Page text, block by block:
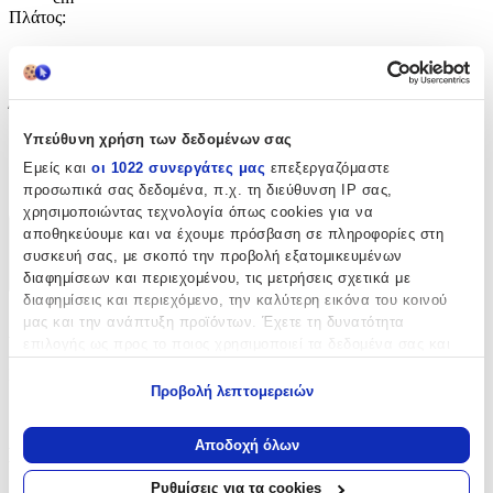
Υπεύθυνη χρήση των δεδομένων σας
Εμείς και οι 1022 συνεργάτες μας επεξεργαζόμαστε
προσωπικά σας δεδομένα, π.χ. τη διεύθυνση IP σας,
χρησιμοποιώντας τεχνολογία όπως cookies για να
αποθηκεύουμε και να έχουμε πρόσβαση σε πληροφορίες στη
συσκευή σας, με σκοπό την προβολή εξατομικευμένων
διαφημίσεων και περιεχομένου, τις μετρήσεις σχετικά με
διαφημίσεις και περιεχόμενο, την καλύτερη εικόνα του κοινού
μας και την ανάπτυξη προϊόντων. Έχετε τη δυνατότητα
Να συλλέξουμε πληροφορίες σχετικά με τη γεωγραφική
σας τοποθεσία, οι οποίες μπορεί να είναι ακριβείς σε
απόσταση μερικών μέτρων
Προβολή λεπτομερειών
Αποδοχή όλων
Ρυθμίσεις για τα cookies
Πλάτος:
42 εκ
cm
Χαρακτηριστικά
+
Χαρακτηριστικά
Βασικά Χαρακτηριστικά